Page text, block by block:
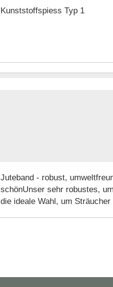
Kunststoffspiess Typ 1
Juteband - robust,
schönUnser sehr robustes,
die ideale Wahl, um